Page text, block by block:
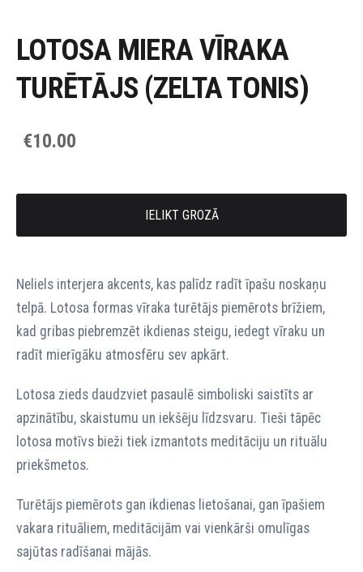
LOTOSA MIERA VĪRAKA
TURĒTĀJS (ZELTA TONIS)
€10.00
IELIKT GROZĀ
Neliels interjera akcents, kas palīdz radīt īpašu noskaņu
telpā. Lotosa formas vīraka turētājs piemērots brīžiem,
kad gribas piebremzēt ikdienas steigu, iedegt vīraku un
radīt mierīgāku atmosfēru sev apkārt.
Lotosa zieds daudzviet pasaulē simboliski saistīts ar
apzinātību, skaistumu un iekšēju līdzsvaru. Tieši tāpēc
lotosa motīvs bieži tiek izmantots meditāciju un rituālu
priekšmetos.
Turētājs piemērots gan ikdienas lietošanai, gan īpašiem
vakara rituāliem, meditācijām vai vienkārši omulīgas
sajūtas radīšanai mājās.